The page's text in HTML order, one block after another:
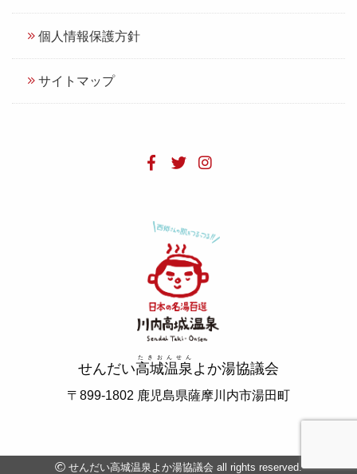
せんだい高城温泉
たきおんせん
よか湯協議会
〒899-1802 鹿児島県薩摩川内市湯田町
個人情報保護方針
サイトマップ
せんだい高城温泉よか湯協議会 all rights reserved.